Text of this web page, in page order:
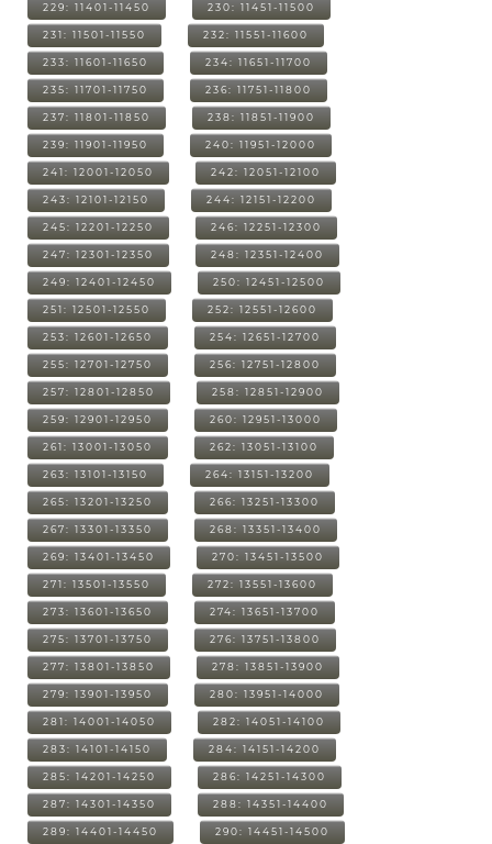
229: 11401-11450 230: 11451-11500
231: 11501-11550 232: 11551-11600
233: 11601-11650 234: 11651-11700
235: 11701-11750 236: 11751-11800
237: 11801-11850 238: 11851-11900
239: 11901-11950 240: 11951-12000
241: 12001-12050 242: 12051-12100
243: 12101-12150 244: 12151-12200
245: 12201-12250 246: 12251-12300
247: 12301-12350 248: 12351-12400
249: 12401-12450 250: 12451-12500
251: 12501-12550 252: 12551-12600
253: 12601-12650 254: 12651-12700
255: 12701-12750 256: 12751-12800
257: 12801-12850 258: 12851-12900
259: 12901-12950 260: 12951-13000
261: 13001-13050 262: 13051-13100
263: 13101-13150 264: 13151-13200
265: 13201-13250 266: 13251-13300
267: 13301-13350 268: 13351-13400
269: 13401-13450 270: 13451-13500
271: 13501-13550 272: 13551-13600
273: 13601-13650 274: 13651-13700
275: 13701-13750 276: 13751-13800
277: 13801-13850 278: 13851-13900
279: 13901-13950 280: 13951-14000
281: 14001-14050 282: 14051-14100
283: 14101-14150 284: 14151-14200
285: 14201-14250 286: 14251-14300
287: 14301-14350 288: 14351-14400
289: 14401-14450 290: 14451-14500